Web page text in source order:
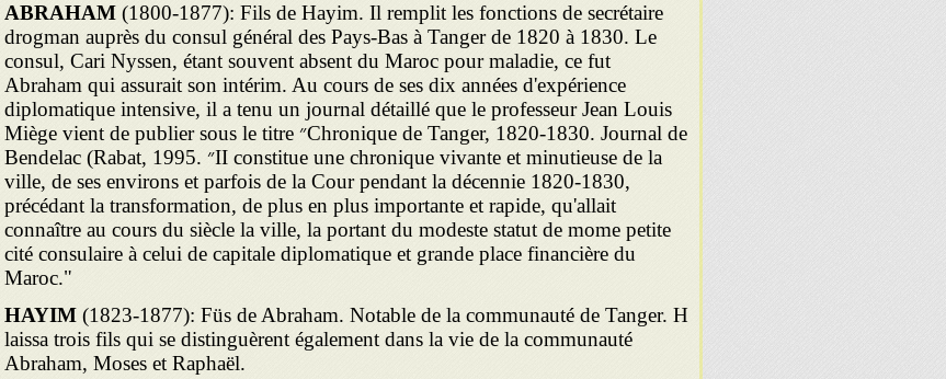
ABRAHAM (1800-1877): Fils de Hayim. Il remplit les fonctions de secrétaire
drogman auprès du consul général des Pays-Bas à Tanger de 1820 à 1830. Le
consul, Cari Nyssen, étant souvent absent du Maroc pour maladie, ce fut
Abraham qui assurait son intérim. Au cours de ses dix années d'expérience
diplomatique intensive, il a tenu un journal détaillé que le professeur Jean Louis
Miège vient de publier sous le titre ״Chronique de Tanger, 1820-1830. Journal de
Bendelac (Rabat, 1995. ״II constitue une chronique vivante et minutieuse de la
ville, de ses environs et parfois de la Cour pendant la décennie 1820-1830,
précédant la transformation, de plus en plus importante et rapide, qu'allait
connaître au cours du siècle la ville, la portant du modeste statut de mome petite
cité consulaire à celui de capitale diplomatique et grande place financière du
Maroc."
HAYIM (1823-1877): Füs de Abraham. Notable de la communauté de Tanger. H
laissa trois fils qui se distinguèrent également dans la vie de la communauté
Abraham, Moses et Raphaël.